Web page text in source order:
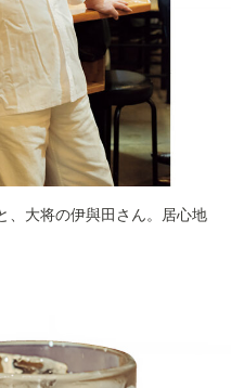
、大将の伊與田さん。居心地